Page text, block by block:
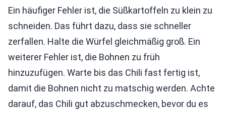
Ein häufiger Fehler ist, die Süßkartoffeln zu klein zu
schneiden. Das führt dazu, dass sie schneller
zerfallen. Halte die Würfel gleichmäßig groß. Ein
weiterer Fehler ist, die Bohnen zu früh
hinzuzufügen. Warte bis das Chili fast fertig ist,
damit die Bohnen nicht zu matschig werden. Achte
darauf, das Chili gut abzuschmecken, bevor du es